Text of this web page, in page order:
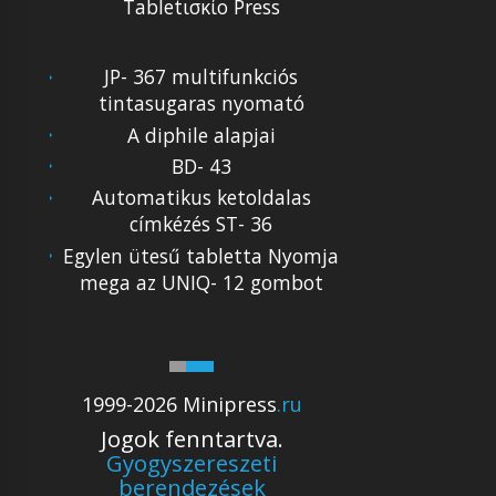
Tabletισκίο Press
1999-2026 Minipress.ru
Jogok fenntartva.
Gyogyszereszeti
berendezések
JP- 367 multifunkciós
tintasugaras nyomató
A diphile alapjai
BD- 43
Automatikus ketoldalas
címkézés ST- 36
Egylen ütesű tabletta Nyomja
mega az UNIQ- 12 gombot